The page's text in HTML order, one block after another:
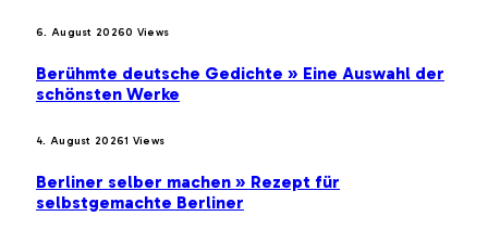
6. August 20260 Views
Berühmte deutsche Gedichte » Eine Auswahl der
schönsten Werke
4. August 20261 Views
Berliner selber machen » Rezept für
selbstgemachte Berliner